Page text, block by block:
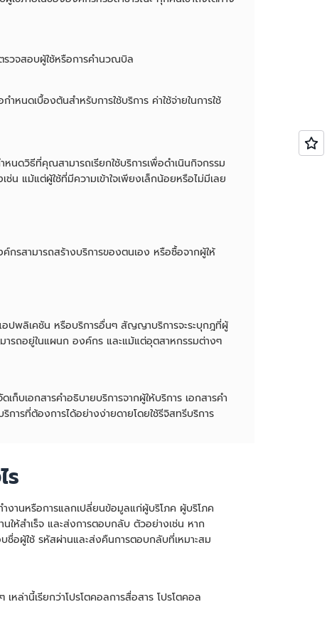
ตรวจสอบผู้ใช้หรือการคำนวณบิล
นดเบื้องต้นสำหรับการใช้บริการ ค่าใช้จ่ายในการใช้
นดวิธีที่คุณสามารถเรียกใช้บริการเพื่อดำเนินกิจกรรม
แม้แต่ผู้ใช้ที่มีความเข้าใจเพียงเล็กน้อยหรือไม่มีเลย
กรสามารถสร้างบริการของตนเอง หรือซื้อจากผู้ให้
แอปพลิเคชัน หรือบริการอื่นๆ สัญญาบริการจะระบุกฎที่ผู้
ารถอยู่ในแผนก องค์กร และแม้แต่อุตสาหกรรมต่างๆ
ก็บเอกสารคำอธิบายบริการจากผู้ให้บริการ เอกสารคำ
ารที่ต้องการได้อย่างง่ายดายโดยใช้รีจิสทรีบริการ
ร
งานหรือการแลกเปลี่ยนข้อมูลแก่ผู้บริโภค ผู้บริโภค
ให้สำเร็จ และส่งการตอบกลับ ตัวอย่างเช่น หาก
ชื่อผู้ใช้ รหัสผ่านและส่งคืนการตอบกลับที่เหมาะสม
หล่านี้เรียกว่าโปรโตคอลการสื่อสาร โปรโตคอล